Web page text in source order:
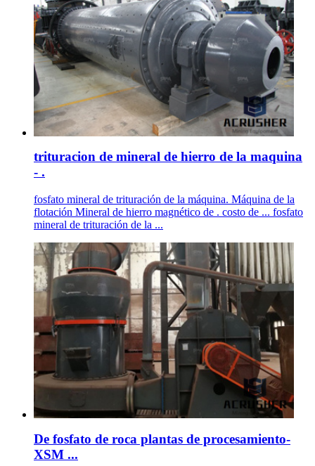
trituracion de mineral de hierro de la maquina
- .
fosfato mineral de trituración de la máquina. Máquina de la
flotación Mineral de hierro magnético de . costo de ... fosfato
mineral de trituración de la ...
De fosfato de roca plantas de procesamiento-
XSM ...